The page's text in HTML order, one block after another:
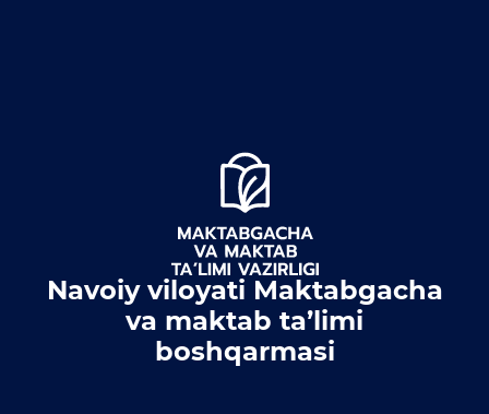
Navoiy viloyati Maktabgacha
va maktab ta’limi
boshqarmasi